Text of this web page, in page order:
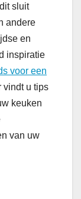
sluit
andere
en
inspiratie
voor een
vindt u tips
keuken
van uw